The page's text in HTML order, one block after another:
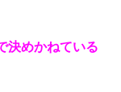
決めかねている